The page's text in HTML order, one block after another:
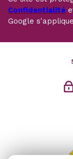
Confidentialité
Google